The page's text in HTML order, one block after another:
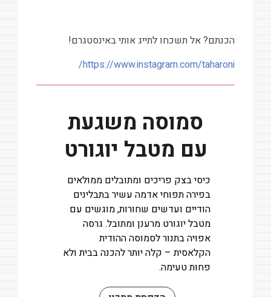
הכנתם? אל תשכחו לתייג אותי באינסטגרם!
https://www.instagram.com/taharoni/
סמוסה משגעת
עם מטבל יוגורט
כיסי בצק פריכים ומתובלים ממולאים
בפירה תפוחי אדמה עשיר בתבלינים
הודיים ועדשים שחורות, מוגשים עם
מטבל יוגורט מרענן ומתובל. גרסה
אפויה בתנור לסמוסה ההודית
הקלאסית – קלה יותר להכנה בבית ולא
פחות טעימה.